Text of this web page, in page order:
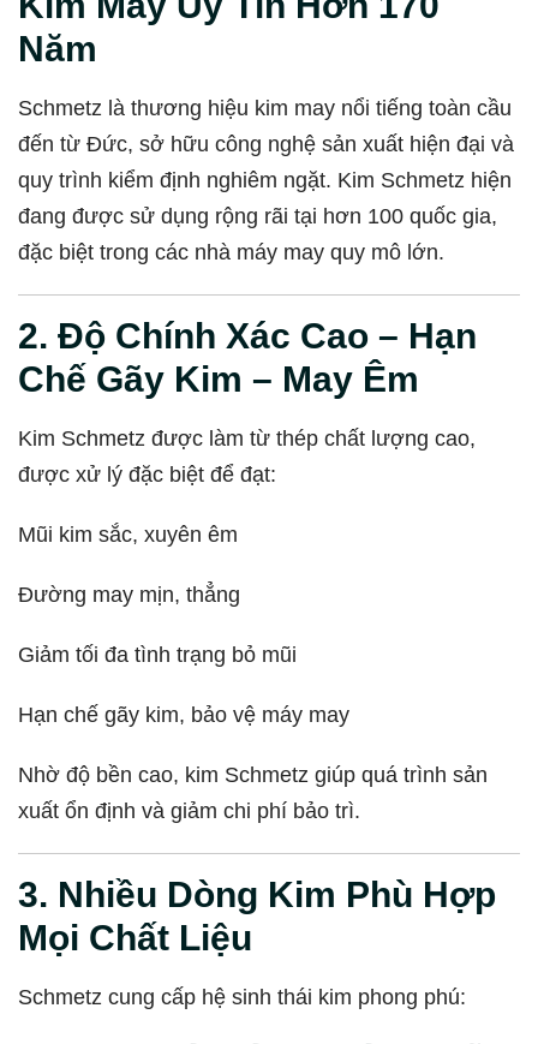
Năm
Schmetz là thương hiệu kim may nổi tiếng toàn cầu
đến từ Đức, sở hữu công nghệ sản xuất hiện đại và
quy trình kiểm định nghiêm ngặt. Kim Schmetz hiện
đang được sử dụng rộng rãi tại hơn 100 quốc gia,
đặc biệt trong các nhà máy may quy mô lớn.
2. Độ Chính Xác Cao – Hạn
Chế Gãy Kim – May Êm
Kim Schmetz được làm từ thép chất lượng cao,
được xử lý đặc biệt để đạt:
Mũi kim sắc, xuyên êm
Đường may mịn, thẳng
Giảm tối đa tình trạng bỏ mũi
Hạn chế gãy kim, bảo vệ máy may
Nhờ độ bền cao, kim Schmetz giúp quá trình sản
xuất ổn định và giảm chi phí bảo trì.
3. Nhiều Dòng Kim Phù Hợp
Mọi Chất Liệu
Schmetz cung cấp hệ sinh thái kim phong phú: